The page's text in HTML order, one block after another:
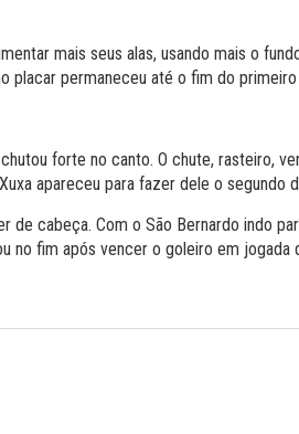
mais seus alas, usando mais o
placar permaneceu até o fim do
forte no canto. O chute, rasteiro,
apareceu para fazer dele o segundo
de cabeça. Com o São Bernardo indo
no fim após vencer o goleiro em jogada